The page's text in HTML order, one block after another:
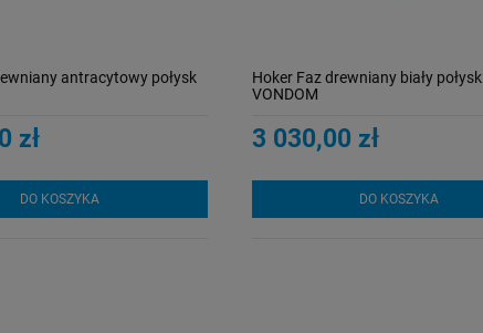
antracytowy połysk
zł
DO KOSZYKA
Hoker Faz drewniany biały połysk
VONDOM
3 030,00 zł
DO KOSZYKA